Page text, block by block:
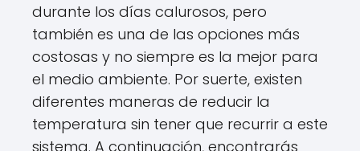
durante los días calurosos, pero
también es una de las opciones más
costosas y no siempre es la mejor para
el medio ambiente. Por suerte, existen
diferentes maneras de reducir la
temperatura sin tener que recurrir a este
sistema. A continuación, encontrarás